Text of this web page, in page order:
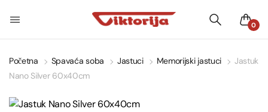
0
Početna Spavaća soba Jastuci Memorijski jastuci
Jastuk
Nano Silver 60x40cm